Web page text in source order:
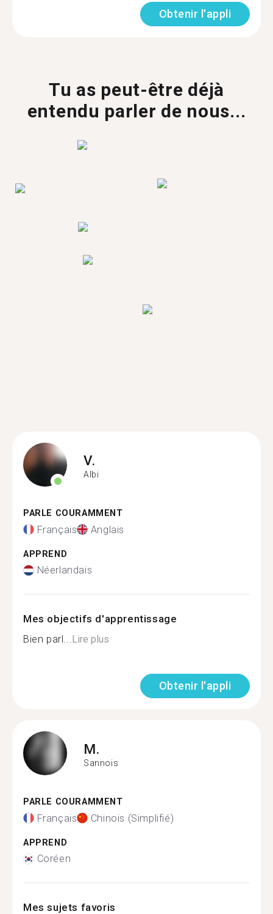
Obtenir l'appli
Tu as peut-être déjà
entendu parler de nous...
V.
Albi
PARLE COURAMMENT
Français Anglais
APPREND
Néerlandais
Mes objectifs d'apprentissage
Bien parl...Lire plus
Obtenir l'appli
M.
Sannois
PARLE COURAMMENT
Français Chinois (Simplifié)
APPREND
Coréen
Mes sujets favoris